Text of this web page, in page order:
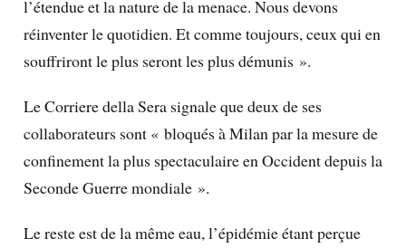
l’étendue et la nature de la menace. Nous devons
réinventer le quotidien. Et comme toujours, ceux qui en
souffriront le plus seront les plus démunis ».
Le Corriere della Sera signale que deux de ses
collaborateurs sont « bloqués à Milan par la mesure de
confinement la plus spectaculaire en Occident depuis la
Seconde Guerre mondiale ».
Le reste est de la même eau, l’épidémie étant perçue